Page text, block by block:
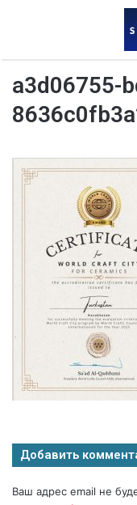
a3d06755-
Добавить
Ваш адрес email не